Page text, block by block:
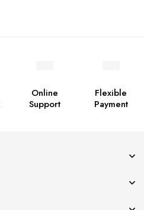
Online
Support
Flexible
Payment